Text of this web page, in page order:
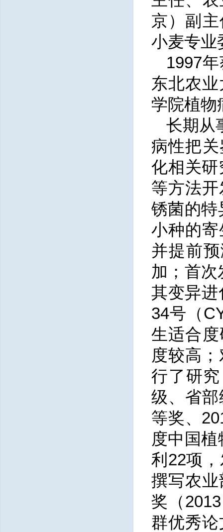
京）副
小麦专业
1997
东北农
学院植物
长期从
病性把
化相关
等方法
锈菌的特
小种的
并提前
加；首
其变异
34号（
生适合
度较高
行了研
级、省
等奖、
度中国
利22项
撰写农
奖（
群优秀